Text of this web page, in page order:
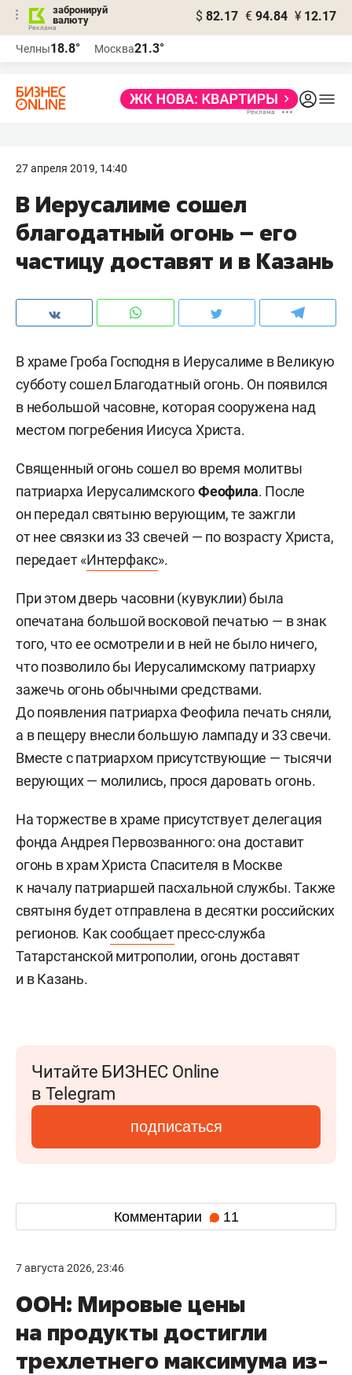
забронируй
валюту
$ 82.17 € 94.84 ¥ 12.17
Челны18.8° Москва21.3°
27 апреля 2019, 14:40
В Иерусалиме сошел
благодатный огонь – его
частицу доставят и в Казань
В храме Гроба Господня в Иерусалиме в Великую
субботу сошел Благодатный огонь. Он появился
в небольшой часовне, которая сооружена над
местом погребения Иисуса Христа.
Священный огонь сошел во время молитвы
патриарха ИерусалимскогоФеофила. После
он передал святыню верующим, те зажгли
от нее связки из 33 свечей — по возрасту Христа,
передает «Интерфакс».
При этом дверь часовни (кувуклии) была
опечатана большой восковой печатью — в знак
того, что ее осмотрели и в ней не было ничего,
что позволило бы Иерусалимскому патриарху
зажечь огонь обычными средствами.
До появления патриарха Феофила печать сняли,
а в пещеру внесли большую лампаду и 33 свечи.
Вместе с патриархом присутствующие — тысячи
верующих — молились, прося даровать огонь.
На торжестве в храме присутствует делегация
фонда Андрея Первозванного: она доставит
огонь в храм Христа Спасителя в Москве
к началу патриаршей пасхальной службы. Также
святыня будет отправлена в десятки российских
регионов. Каксообщаетпресс-служба
Татарстанской митрополии, огонь доставят
и в Казань.
Читайте БИЗНЕС Online
в Telegram
подписаться
Комментарии 11
7 августа 2026, 23:46
ООН: Мировые цены
на продукты достигли
трехлетнего максимума из-